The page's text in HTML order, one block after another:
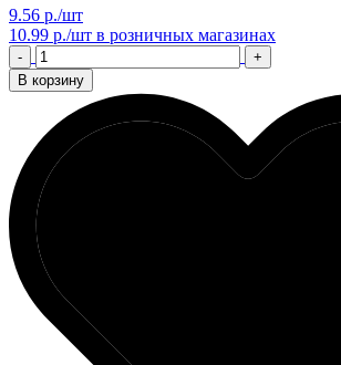
9.56 р./шт
10.99 р./шт в розничных магазинах
-
+
В корзину